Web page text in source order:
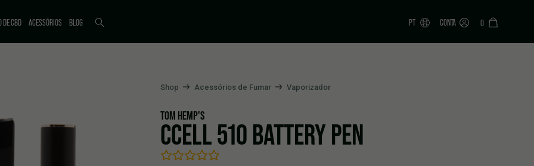
DE CBD
ACESSÓRIOS BLOG PT CONTA 0
Shop Acessórios de Fumar Vaporizador
TOM HEMP'S
CCELL 510 BATTERY PEN